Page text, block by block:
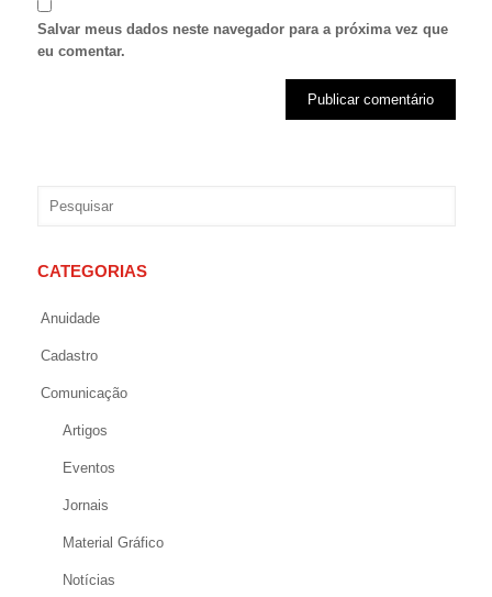
Salvar meus dados neste navegador para a próxima vez que
eu comentar.
CATEGORIAS
Anuidade
Cadastro
Comunicação
Artigos
Eventos
Jornais
Material Gráfico
Notícias